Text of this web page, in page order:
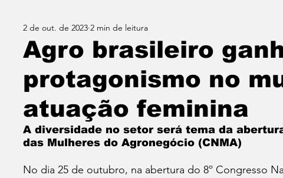
Cotidiano Cultura e Lazer
da Imprensa Tecnologia Ad Negócios e
da semana Meio Ambiente Política
Agro brasileiro
protagonismo no
atuação feminina
2 de out. de 2023 2 min de leitura
A diversidade no setor será tema da
das Mulheres do Agronegócio (CNMA)
No dia 25 de outubro, na abertura do 8º Congresso